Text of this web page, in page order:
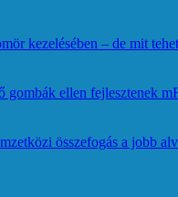
kezelésében – de mit
gombák ellen fejlesztenek
összefogás a jobb